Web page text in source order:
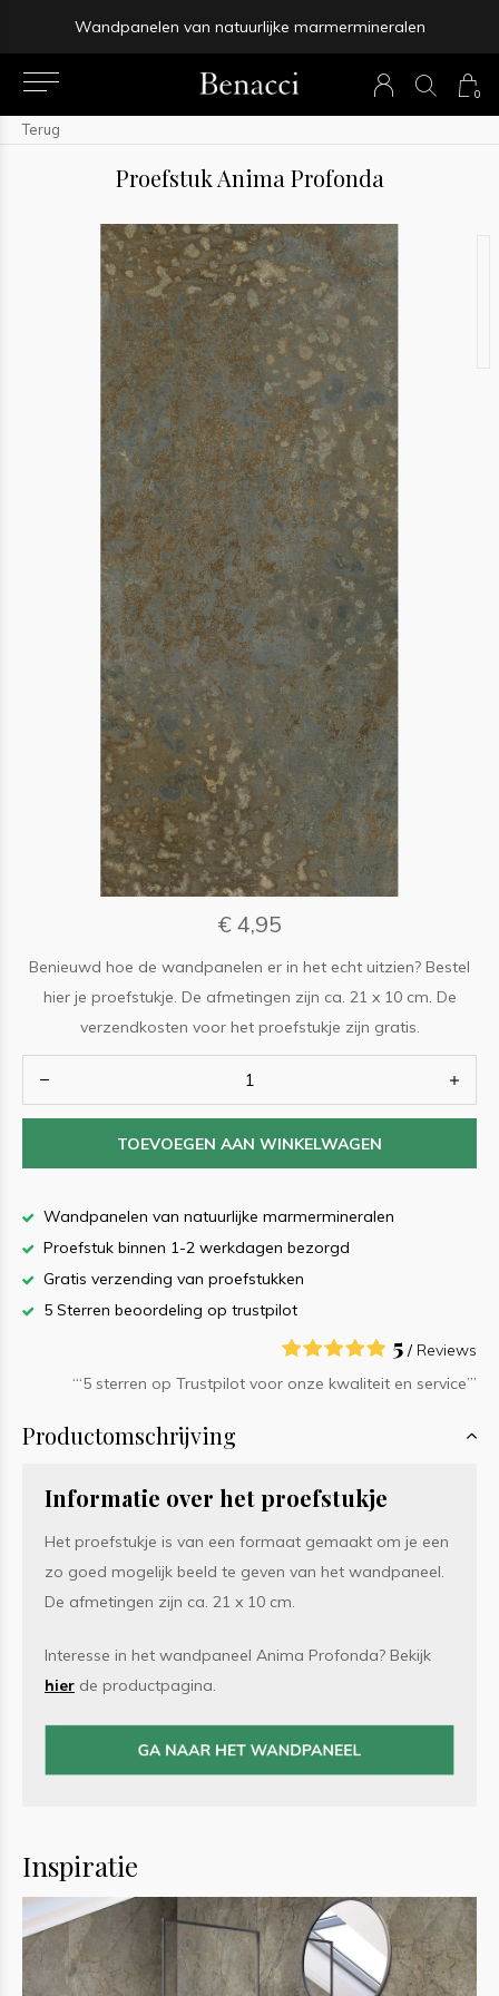
0
Binnen 4-5 werkdagen bezorgd
Terug
Proefstuk Anima Profonda
€ 4,95
Benieuwd hoe de wandpanelen er in het echt uitzien? Bestel
hier je proefstukje. De afmetingen zijn ca. 21 x 10 cm. De
verzendkosten voor het proefstukje zijn gratis.
TOEVOEGEN AAN WINKELWAGEN
Wandpanelen van natuurlijke marmermineralen
Proefstuk binnen 1-2 werkdagen bezorgd
Gratis verzending van proefstukken
5 Sterren beoordeling op trustpilot
5 / Reviews
‘“5 sterren op Trustpilot voor onze kwaliteit en service”’
Productomschrijving
Informatie over het proefstukje
Het proefstukje is van een formaat gemaakt om je een
zo goed mogelijk beeld te geven van het wandpaneel.
De afmetingen zijn ca. 21 x 10 cm.
Interesse in het wandpaneel Anima Profonda? Bekijk
hier de productpagina.
Inspiratie